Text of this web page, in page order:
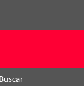
Buscar